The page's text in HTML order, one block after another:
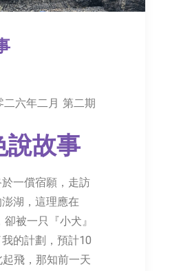
二六年二月 第二期
說故事
一償宿願，走訪
湖，這理應在
被一只『小犬』
的計劃，預計10
起飛，那知前一天